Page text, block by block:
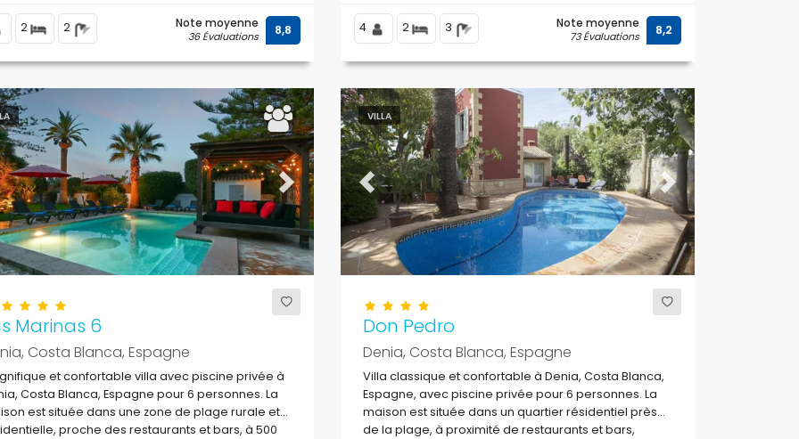
2 2 Note moyenne
36 Évaluations 8,8 4 2 3 Note moyenne
73 Évaluations 8,2
Next
Marinas 6
Costa Blanca, Espagne
et confortable villa avec piscine privée à
Costa Blanca, Espagne pour 6 personnes. La
est située dans une zone de plage rurale et
proche des restaurants et bars, à 500
VILLA
Previous Next
Don Pedro
Denia, Costa Blanca, Espagne
Villa classique et confortable à Denia, Costa Blanca,
Espagne, avec piscine privée pour 6 personnes. La
maison est située dans un quartier résidentiel près
de la plage, à proximité de restaurants et bars,